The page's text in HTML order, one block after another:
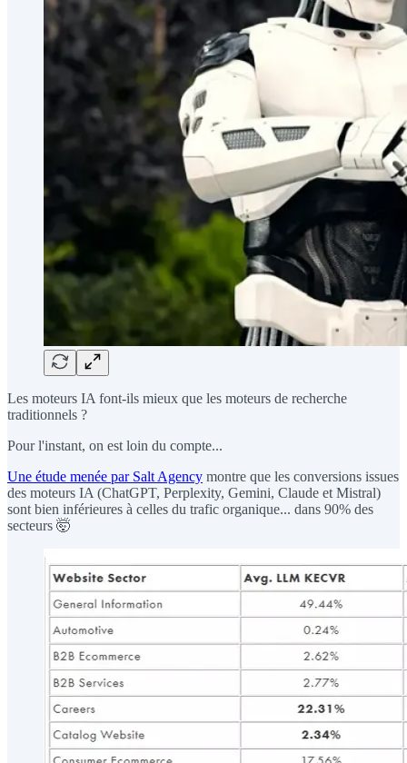
Les moteurs IA font-ils mieux que les moteurs de recherche
traditionnels ?
Pour l'instant, on est loin du compte...
Une étude menée par Salt Agency montre que les conversions issues
des moteurs IA (ChatGPT, Perplexity, Gemini, Claude et Mistral)
sont bien inférieures à celles du trafic organique... dans 90% des
secteurs 🤯